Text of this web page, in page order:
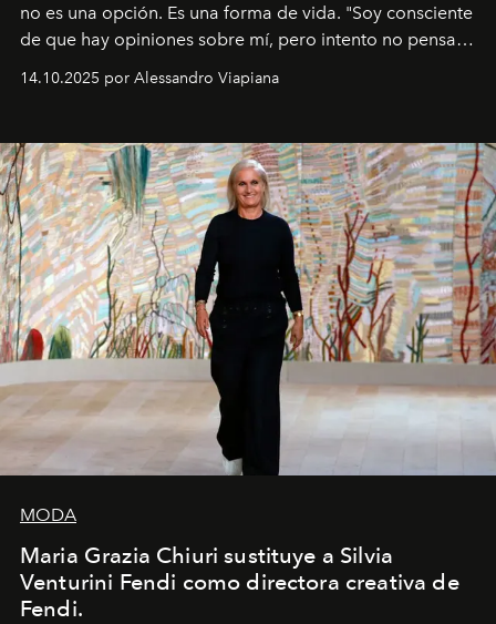
no es una opción. Es una forma de vida. "Soy consciente
de que hay opiniones sobre mí, pero intento no pensar
demasiado en cómo me perciben. Creo que es una
pérdida de tiempo", afirma.
14.10.2025 por Alessandro Viapiana
MODA
Maria Grazia Chiuri sustituye a Silvia
Venturini Fendi como directora creativa de
Fendi.